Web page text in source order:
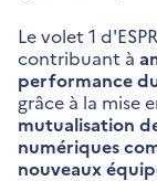
Le volet 1
contribuant à
performance
grâce à la mise
mutualisation
numériques
nouveaux